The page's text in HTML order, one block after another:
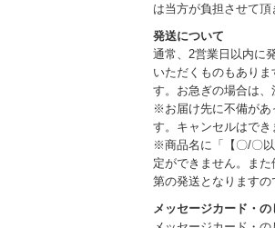
は当方が負担させて頂
発送について
通常、2営業日以内に
いただくものもあり
す。お急ぎの場合は、
※お届け先に不備があ
す。キャンセルはでき
※商品名に「【〇/〇
定ができません。ま
第の発送となりますの
メッセージカード・の